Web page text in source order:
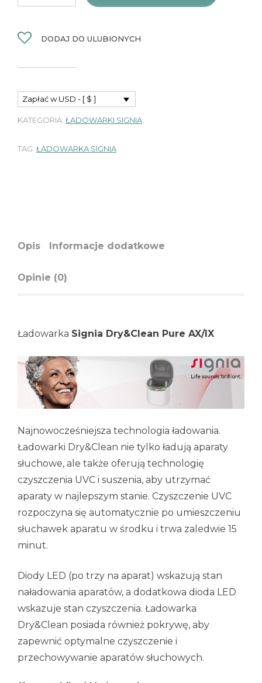
DODAJ DO ULUBIONYCH
Zapłać w USD - [ $ ]
KATEGORIA: ŁADOWARKI SIGNIA
TAG: ŁADOWARKA SIGNIA
Opis Informacje dodatkowe
Opinie (0)
Ładowarka Signia Dry&Clean Pure AX/IX
Najnowocześniejsza technologia ładowania.
Ładowarki Dry&Clean nie tylko ładują aparaty
słuchowe, ale także oferują technologię
czyszczenia UVC i suszenia, aby utrzymać
aparaty w najlepszym stanie. Czyszczenie UVC
rozpoczyna się automatycznie po umieszczeniu
słuchawek aparatu w środku i trwa zaledwie 15
minut.
Diody LED (po trzy na aparat) wskazują stan
naładowania aparatów, a dodatkowa dioda LED
wskazuje stan czyszczenia. Ładowarka
Dry&Clean posiada również pokrywę, aby
zapewnić optymalne czyszczenie i
przechowywanie aparatów słuchowych.